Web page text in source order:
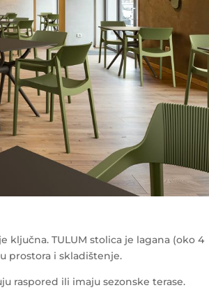
TULUM stolica je lagana (oko 4
prostora i skladištenje.
raspored ili imaju sezonske terase.